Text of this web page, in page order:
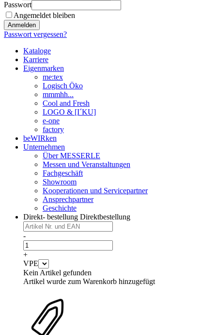
Passwort
Angemeldet bleiben
Anmelden
Passwort vergessen?
Kataloge
Karriere
Eigenmarken
me:tex
Logisch Öko
mmmhh...
Cool and Fresh
LOGO & [I´KU]
e-one
factory
beWIRken
Unternehmen
Über MESSERLE
Messen und Veranstaltungen
Fachgeschäft
Showroom
Kooperationen und Servicepartner
Ansprechpartner
Geschichte
Direkt- bestellung Direktbestellung
-
+
VPE
Kein Artikel gefunden
Artikel wurde zum Warenkorb hinzugefügt